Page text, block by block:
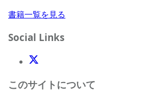
書籍一覧を見る
Social Links
X(Twitter)
このサイトについて